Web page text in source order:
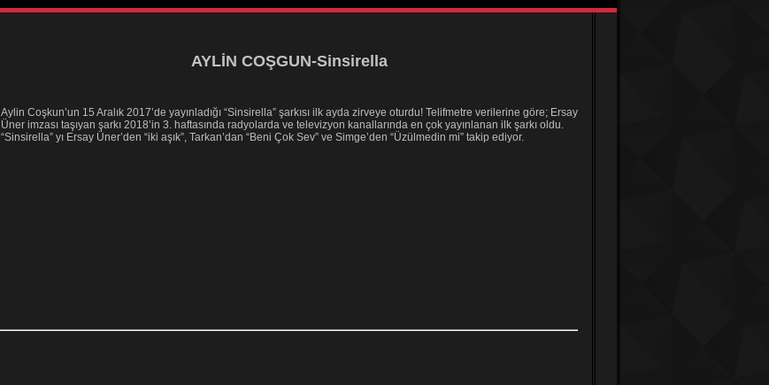
AYLİN COŞGUN-Sinsirella
Aylin Coşkun’un 15 Aralık 2017’de yayınladığı “Sinsirella” şarkısı ilk ayda zirveye oturdu! Telifmetre verilerine göre; Ersay
Üner imzası taşıyan şarkı 2018’in 3. haftasında radyolarda ve televizyon kanallarında en çok yayınlanan ilk şarkı oldu.
“Sinsirella” yı Ersay Üner’den “iki aşık”, Tarkan’dan “Beni Çok Sev” ve Simge’den “Üzülmedin mi” takip ediyor.